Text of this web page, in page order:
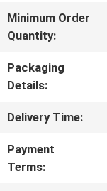
RECORRIDO
POR
LA
FÁBRICA
CONTROL
Minimum Order
Quantity:
Packaging
Details:
Delivery Time:
Payment
Terms: